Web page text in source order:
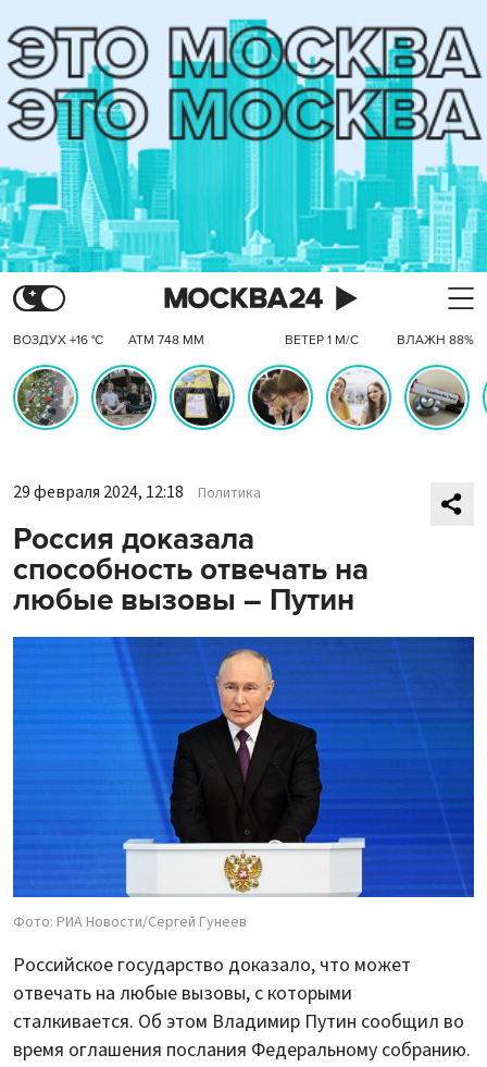
ВОЗДУХ +16 °C АТМ 748 ММ ВЕТЕР 1 М/С ВЛАЖН 88%
29 февраля 2024, 12:18 Политика
Россия доказала
способность отвечать на
любые вызовы – Путин
Фото: РИА Новости/Сергей Гунеев
Российское государство доказало, что может
отвечать на любые вызовы, с которыми
сталкивается. Об этом Владимир Путин сообщил во
время оглашения послания Федеральному собранию.